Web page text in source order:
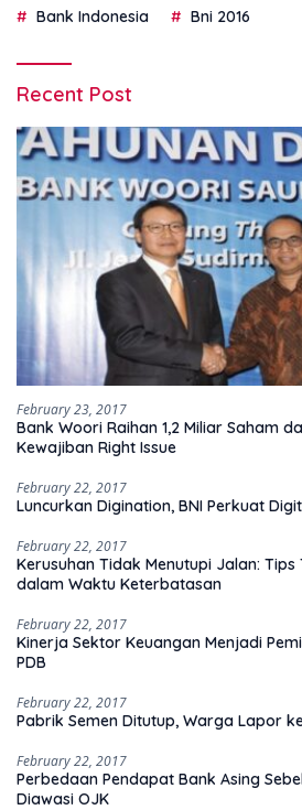
Bank Indonesia Bni 2016
Recent Post
February 23, 2017
Bank Woori Raihan 1,2 Miliar Saham
Kewajiban Right Issue
February 22, 2017
Luncurkan Digination, BNI Perkuat
February 22, 2017
Kerusuhan Tidak Menutupi Jalan:
dalam Waktu Keterbatasan
February 22, 2017
Kinerja Sektor Keuangan Menjadi
PDB
February 22, 2017
Pabrik Semen Ditutup, Warga Lapor
February 22, 2017
Perbedaan Pendapat Bank Asing
Diawasi OJK